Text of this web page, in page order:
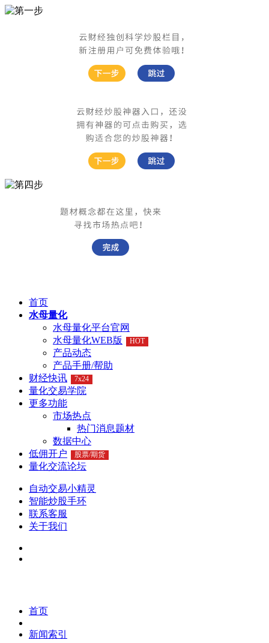
首页
水母量化
水母量化平台官网
水母量化WEB版
HOT
产品动态
产品手册/帮助
财经快讯
7x24
量化交易学院
更多功能
市场热点
热门消息题材
数据中心
低佣开户
股票/期货
量化交流论坛
自动交易小精灵
智能炒股手环
联系客服
关于我们
首页
新闻索引